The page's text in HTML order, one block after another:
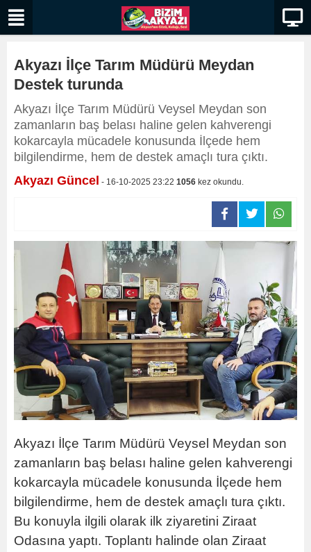
Akyazı İlçe Tarım Müdürü Meydan
Destek turunda
​​​​​​​Akyazı İlçe Tarım Müdürü Veysel Meydan son
zamanların baş belası haline gelen kahverengi
kokarcayla mücadele konusunda İlçede hem
bilgilendirme, hem de destek amaçlı tura çıktı.
Akyazı Güncel - 16-10-2025 23:22 1056 kez okundu.
Akyazı İlçe Tarım Müdürü Veysel Meydan son
zamanların baş belası haline gelen kahverengi
kokarcayla mücadele konusunda İlçede hem
bilgilendirme, hem de destek amaçlı tura çıktı.
Bu konuyla ilgili olarak ilk ziyaretini Ziraat
Odasına yaptı. Toplantı halinde olan Ziraat